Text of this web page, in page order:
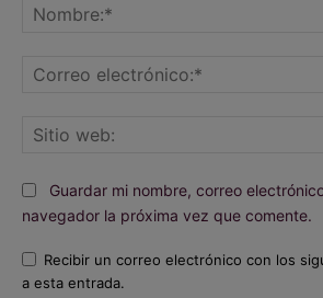
Guardar mi nombre, correo
navegador la próxima vez que comente.
Recibir un correo electrónico con los
a esta entrada.